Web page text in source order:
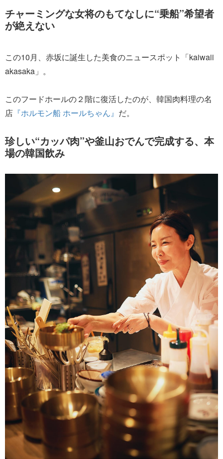
チャーミングな女将のもてなしに“乗船”希望者
が絶えない
この10月、赤坂に誕生した美食のニュースポット「kaiwaii
akasaka」。
このフードホールの２階に復活したのが、韓国肉料理の名
店 『ホルモン船 ホールちゃん』 だ。
珍しい“カッパ肉”や釜山おでんで完成する、本
場の韓国飲み